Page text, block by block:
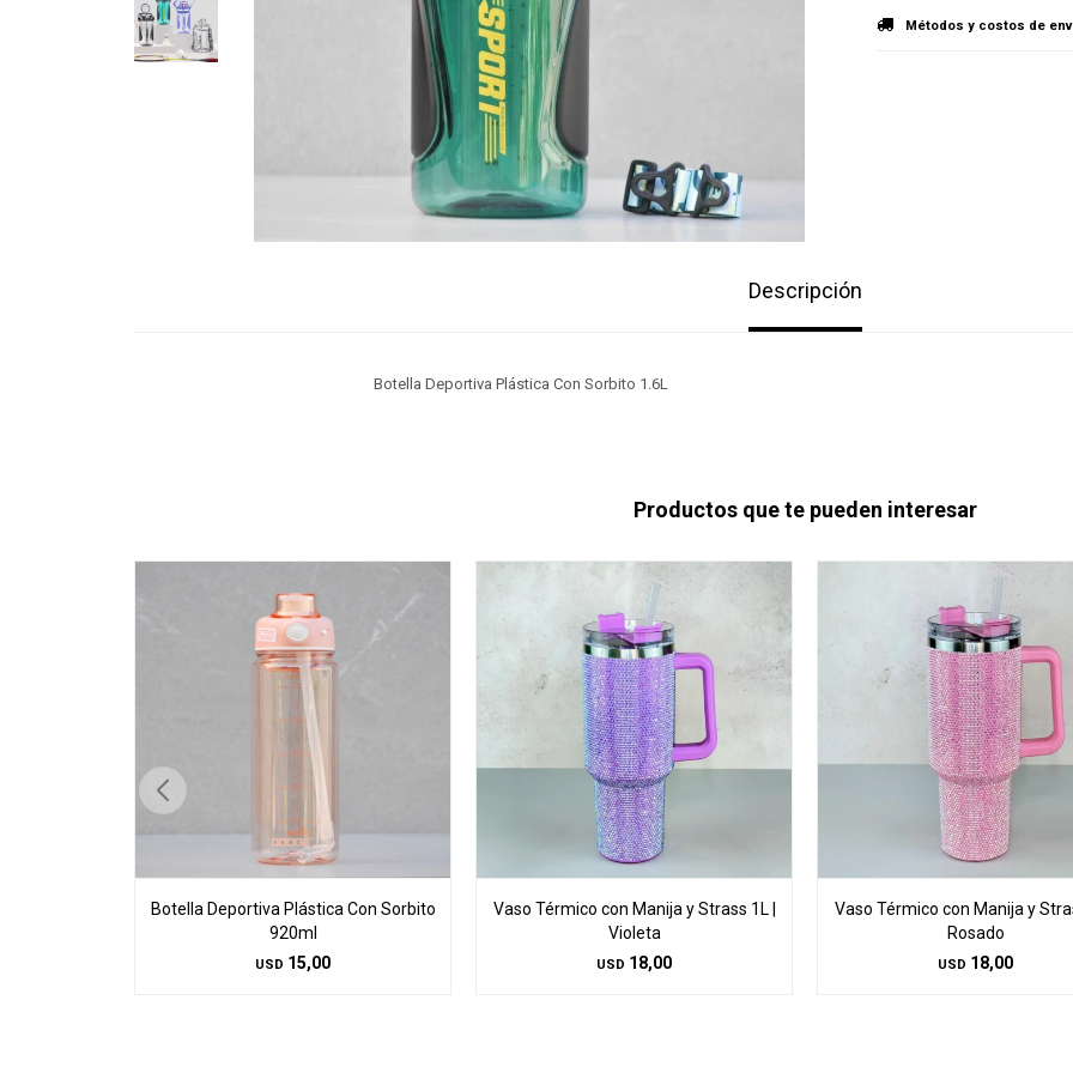
Métodos y costos de
Descripción
Botella Deportiva Plástica Con Sorbito 1.6L
Productos que te pueden interesar
Botella Deportiva Plástica Con Sorbito
920ml
USD 15,00
Vaso Térmico con Manija y Strass 1L |
Violeta
USD 18,00
Vaso Térmico con Manija y
Rosado
USD 18,00